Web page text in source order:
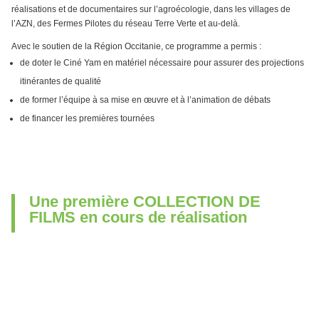
réalisations et de documentaires sur l’agroécologie, dans les villages de
l’AZN, des Fermes Pilotes du réseau Terre Verte et au-delà.
Avec le soutien de la Région Occitanie, ce programme a permis :
de doter le Ciné Yam en matériel nécessaire pour assurer des projections
itinérantes de qualité
de former l’équipe à sa mise en œuvre et à l’animation de débats
de financer les premières tournées
Une première COLLECTION DE
FILMS en cours de réalisation